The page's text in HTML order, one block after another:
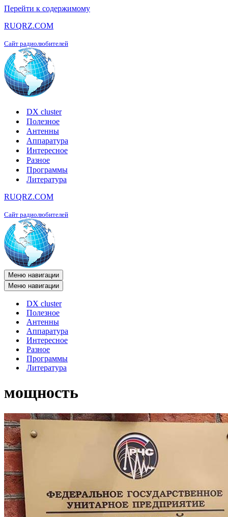
Перейти к содержимому
RUQRZ.COM
Сайт радиолюбителей
DX cluster
Полезное
Антенны
Аппаратура
Интересное
Разное
Программы
Литература
RUQRZ.COM
Сайт радиолюбителей
Меню навигации
Меню навигации
DX cluster
Полезное
Антенны
Аппаратура
Интересное
Разное
Программы
Литература
мощность